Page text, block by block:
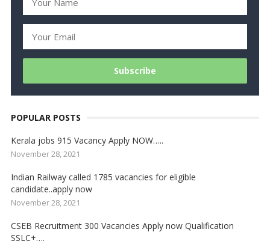
POPULAR POSTS
Kerala jobs 915 Vacancy Apply NOW…..
November 28, 2021
Indian Railway called 1785 vacancies for eligible
candidate..apply now
November 28, 2021
CSEB Recruitment 300 Vacancies Apply now Qualification
SSLC+….